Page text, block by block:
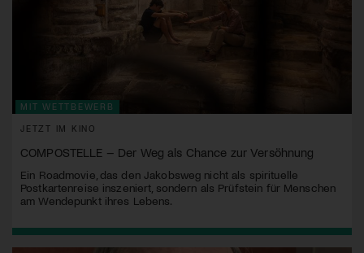
MIT WETTBEWERB
JETZT IM KINO
COMPOSTELLE – Der Weg als Chance zur Versöhnung
Ein Roadmovie, das den Jakobsweg nicht als spirituelle
Postkartenreise inszeniert, sondern als Prüfstein für Menschen
am Wendepunkt ihres Lebens.